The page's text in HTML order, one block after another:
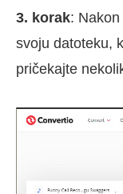
3. korak:
svoju datoteku,
pričekajte